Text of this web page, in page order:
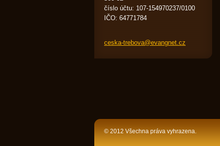
číslo účtu: 107-154970237/0100
IČO: 64771784
ceska-trebova@evangnet.cz
© 2012 Všechna práva vyhrazena.